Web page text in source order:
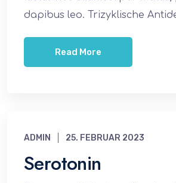
dapibus leo. Trizyklische
Read More
ADMIN 25. FEBRUAR 2023
Serotonin